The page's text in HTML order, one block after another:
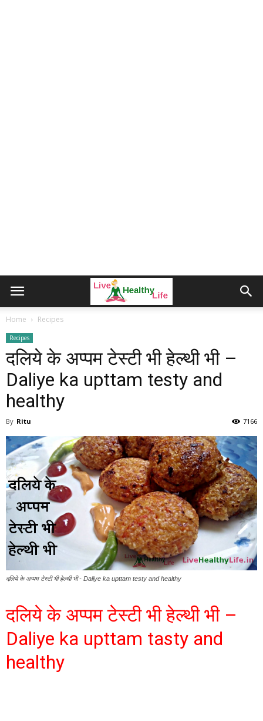
Home Recipes
Recipes
दलिये के अप्पम टेस्टी भी हेल्थी भी –
Daliye ka upttam testy and
healthy
By Ritu 7166
दलिये के अप्पम टेस्टी भी हेल्थी भी - Daliye ka upttam testy and healthy
दलिये के अप्पम टेस्टी भी हेल्थी भी –
Daliye ka upttam tasty and
healthy